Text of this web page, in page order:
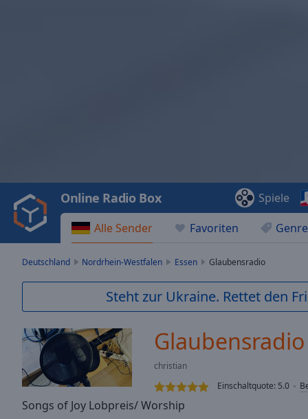
Video
Play
Backward
Skip
Current
Duration-:-
Loaded:
Stream
TypeLIVE
Alle Sender Favoriten
Online Radio Box Spiele
Deutschland Nordrhein-Westfalen Essen Glaubensradio
Steht zur Ukraine. Rettet den
Glaubensradio
christian
Einschaltquote: 5.0
Songs of Joy Lobpreis/ Worship